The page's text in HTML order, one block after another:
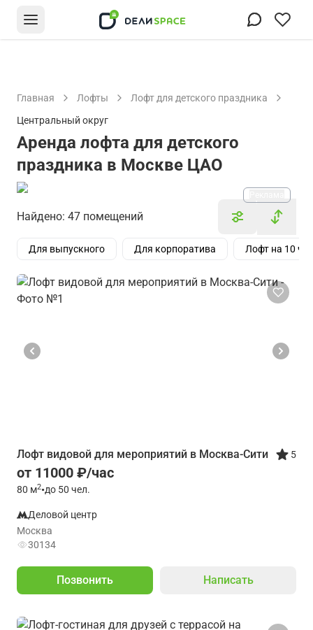
Главная Лофты
Лофт для детского праздника
Центральный округ
Аренда лофта для детского
праздника в Москве ЦАО
Найдено: 47 помещений
Для выпускного Для корпоратива Лофт на 10
Лофт видовой для мероприятий в Москва-Сити
от 11000 ₽/час
80 м2•до 50 чел.
5
Деловой центр
Москва
30134
Позвонить Написать